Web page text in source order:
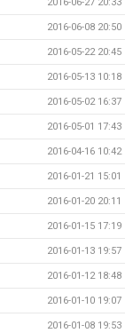
2016-06-08 20:50
2016-05-22 20:45
2016-05-13 10:18
2016-05-02 16:37
2016-05-01 17:43
2016-04-16 10:42
2016-01-21 15:01
2016-01-20 20:11
2016-01-15 17:19
2016-01-13 19:57
2016-01-12 18:48
2016-01-10 19:07
2016-01-08 19:53